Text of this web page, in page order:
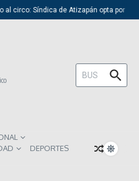
al circo: Síndica de Atizapán opta por el
Buscar:
DEPORTES